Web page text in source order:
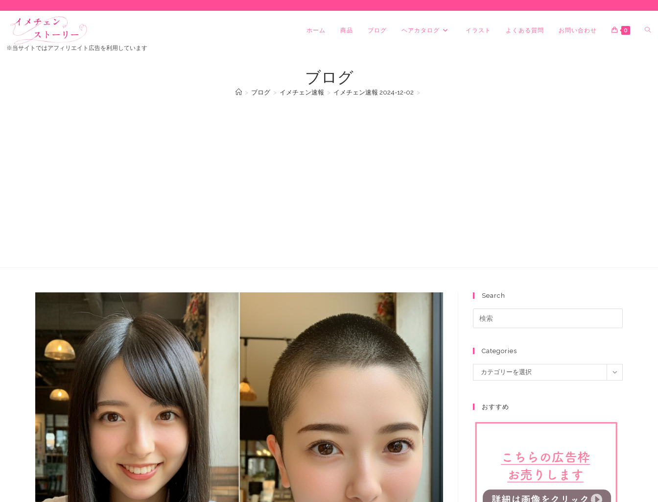
※当サイトではアフィリエイト広告を利用しています
ホーム 商品 ブログ ヘアカタログ イラスト よくある質問 お問い合わせ 0
ブログ
> ブログ > イメチェン速報 > イメチェン速報 2024-12-02 >
Search
Categories
カテゴリーを選択
おすすめ